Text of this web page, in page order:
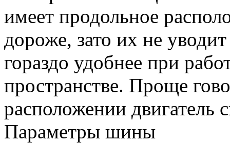
имеет продольное
дороже, зато их не
гораздо удобнее при
пространстве. Проще
расположении двигатель
Параметры шины